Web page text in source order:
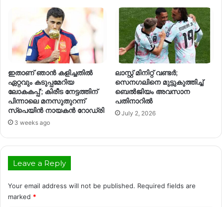
ഇതാണ് ഞാൻ കളിച്ചതിൽ
ഏറ്റവും കടുപ്പമേറിയ
ലോകകപ്പ്’; കിരീട നേട്ടത്തിന്
പിന്നാലെ മനസുതുറന്ന്
സ്പെയിൻ നായകൻ റോഡ്രി
3 weeks ago
ലാസ്റ്റ് മിനിറ്റ് വണ്ടർ;
സെനഗലിനെ മുട്ടുകുത്തിച്ച്
ബെൽജിയം അവസാന
പതിനാറിൽ
July 2, 2026
Leave a Reply
Your email address will not be published. Required fields are
marked *